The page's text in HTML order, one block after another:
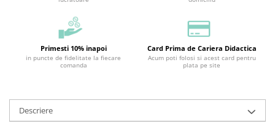
Primesti 10% inapoi
in puncte de fidelitate la fiecare
comanda
Card Prima de Cariera Didactica
Acum poti folosi si acest card pentru
plata pe site
Descriere